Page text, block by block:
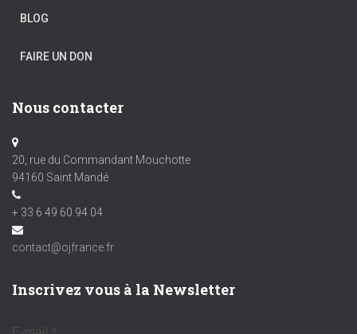
BLOG
FAIRE UN DON
Nous contacter
20, rue du Commandant Mouchotte
94160 Saint Mandé
+ 33 6 49 60 94 04
contact@ojfrance.fr
Inscrivez vous à la Newsletter